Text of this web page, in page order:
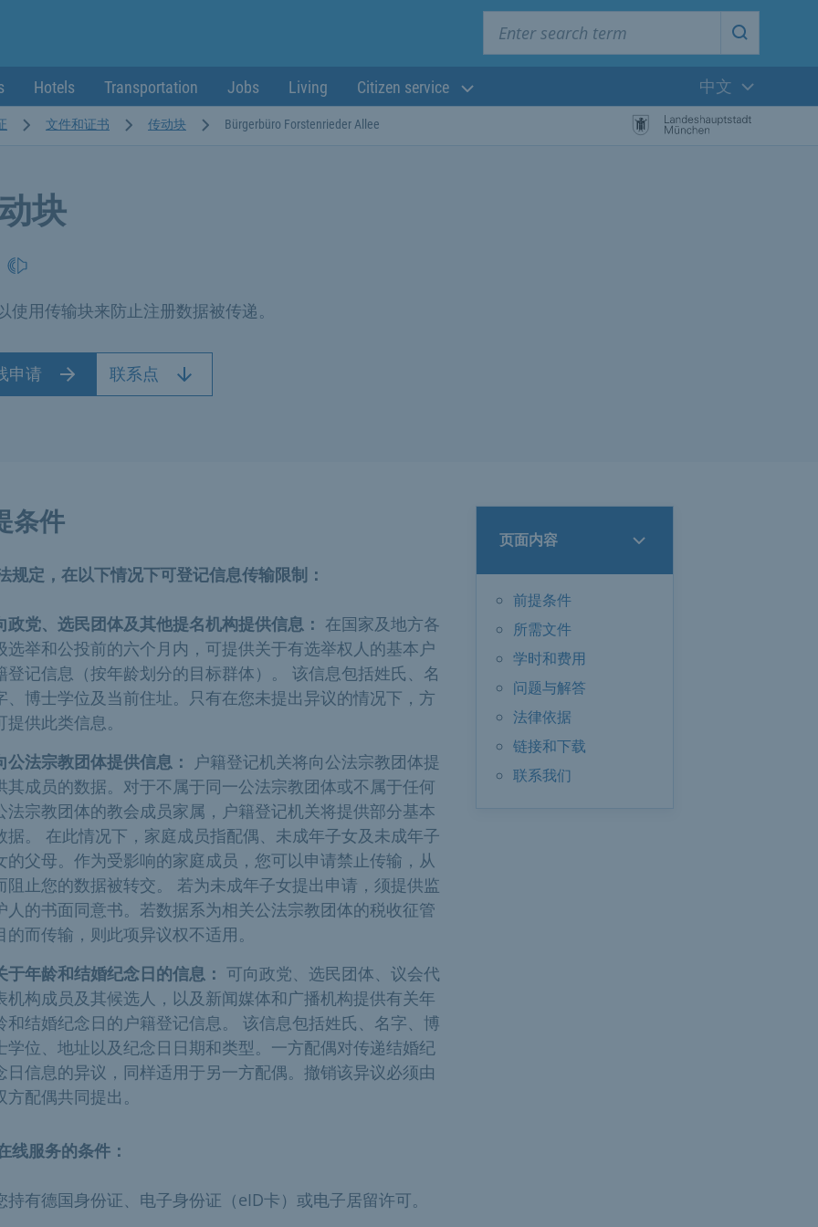
Start
Hotels Transportation Jobs Living Citizen service
当前语言:
中文
文件和证书 传动块 Bürgerbüro Forstenrieder Allee
块
使用传输块来防止注册数据被传递。
申请 联系点
页面内容
前提条件
所需文件
学时和费用
问题与解答
法律依据
链接和下载
联系我们
条件
规定，在以下情况下可登记信息传输限制：
政党、选民团体及其他提名机构提供信息： 在国家及地方各
选举和公投前的六个月内，可提供关于有选举权人的基本户
登记信息（按年龄划分的目标群体）。 该信息包括姓氏、名
、博士学位及当前住址。只有在您未提出异议的情况下，方
提供此类信息。
公法宗教团体提供信息：
户籍登记机关将向公法宗教团体提
其成员的数据。对于不属于同一公法宗教团体或不属于任何
法宗教团体的教会成员家属，户籍登记机关将提供部分基本
据。 在此情况下，家庭成员指配偶、未成年子女及未成年子
的父母。作为受影响的家庭成员，您可以申请禁止传输，从
阻止您的数据被转交。 若为未成年子女提出申请，须提供监
人的书面同意书。若数据系为相关公法宗教团体的税收征管
的而传输，则此项异议权不适用。
于年龄和结婚纪念日的信息： 可向政党、选民团体、议会代
机构成员及其候选人，以及新闻媒体和广播机构提供有关年
和结婚纪念日的户籍登记信息。 该信息包括姓氏、名字、博
学位、地址以及纪念日日期和类型。一方配偶对传递结婚纪
日信息的异议，同样适用于另一方配偶。撤销该异议必须由
方配偶共同提出。
线服务的条件：
持有德国身份证、电子身份证（eID卡）或电子居留许可。